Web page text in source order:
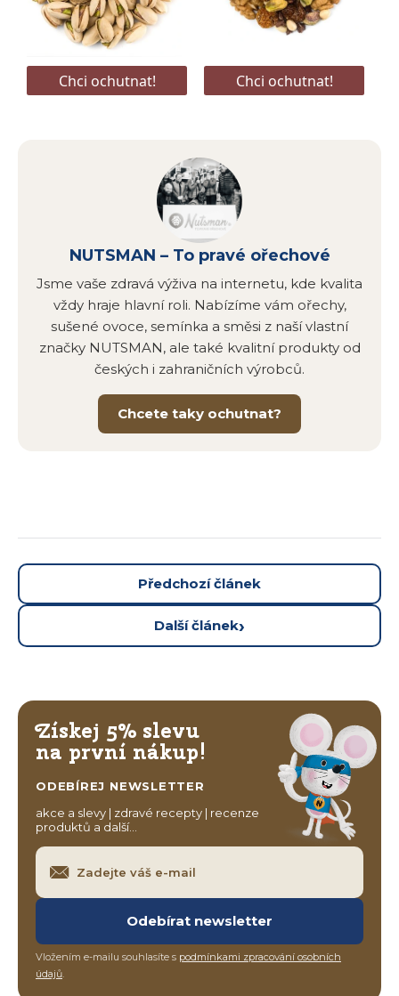
NUTSMAN – To pravé ořechové
Jsme vaše zdravá výživa na internetu, kde kvalita
vždy hraje hlavní roli. Nabízíme vám ořechy,
sušené ovoce, semínka a směsi z naší vlastní
značky NUTSMAN, ale také kvalitní produkty od
českých i zahraničních výrobců.
Chcete taky ochutnat?
Předchozí článek
Další článek
Získej 5% slevu
na první nákup!
ODEBÍREJ NEWSLETTER
akce a slevy | zdravé recepty | recenze
produktů a další…
Odebírat newsletter
Vložením e-mailu souhlasíte s podmínkami zpracování osobních
údajů.